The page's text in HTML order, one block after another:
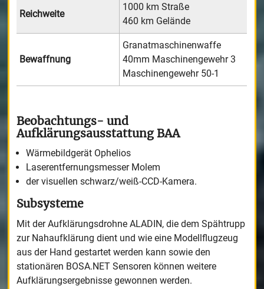
Reichweite
1000 km Straße
460 km Gelände
Bewaffnung
Granatmaschinenwaffe
40mm Maschinengewehr 3
Maschinengewehr 50-1
Beobachtungs- und
Aufklärungsausstattung BAA
Wärmebildgerät Ophelios
Laserentfernungsmesser Molem
der visuellen schwarz/weiß-CCD-Kamera.
Subsysteme
Mit der Aufklärungsdrohne ALADIN, die dem Spähtrupp
zur Nahaufklärung dient und wie eine Modellflugzeug
aus der Hand gestartet werden kann sowie den
stationären BOSA.NET Sensoren können weitere
Aufklärungsergebnisse gewonnen werden.